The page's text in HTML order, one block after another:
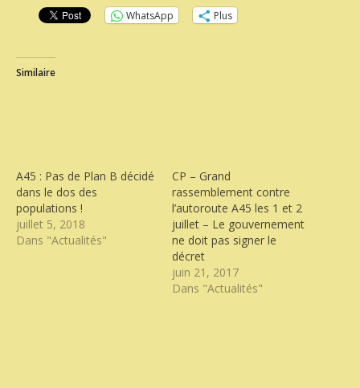
WhatsApp Plus
Similaire
A45 : Pas de Plan B décidé
dans le dos des
populations !
juillet 5, 2018
Dans "Actualités"
CP – Grand
rassemblement contre
l’autoroute A45 les 1 et 2
juillet – Le gouvernement
ne doit pas signer le
décret
juin 21, 2017
Dans "Actualités"